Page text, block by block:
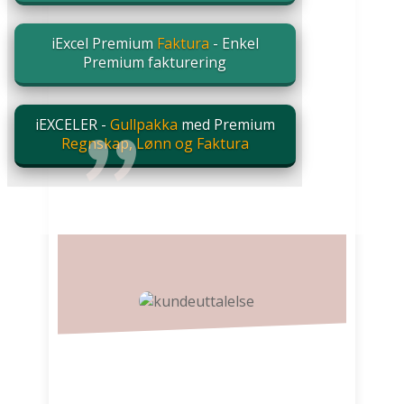
iExcel Premium Faktura - Enkel
Premium fakturering
iEXCELER - Gullpakka med Premium
Regnskap, Lønn og Faktura
"